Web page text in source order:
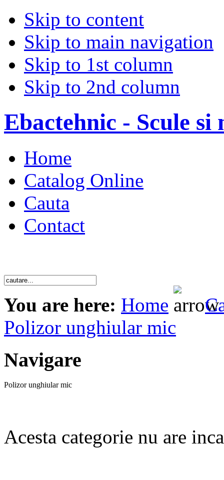
Skip to content
Skip to main navigation
Skip to 1st column
Skip to 2nd column
Ebactehnic - Scule si
Home
Catalog Online
Cauta
Contact
You are here: Home
Polizor unghiular mic
Navigare
Polizor unghiular mic
Acesta categorie nu are